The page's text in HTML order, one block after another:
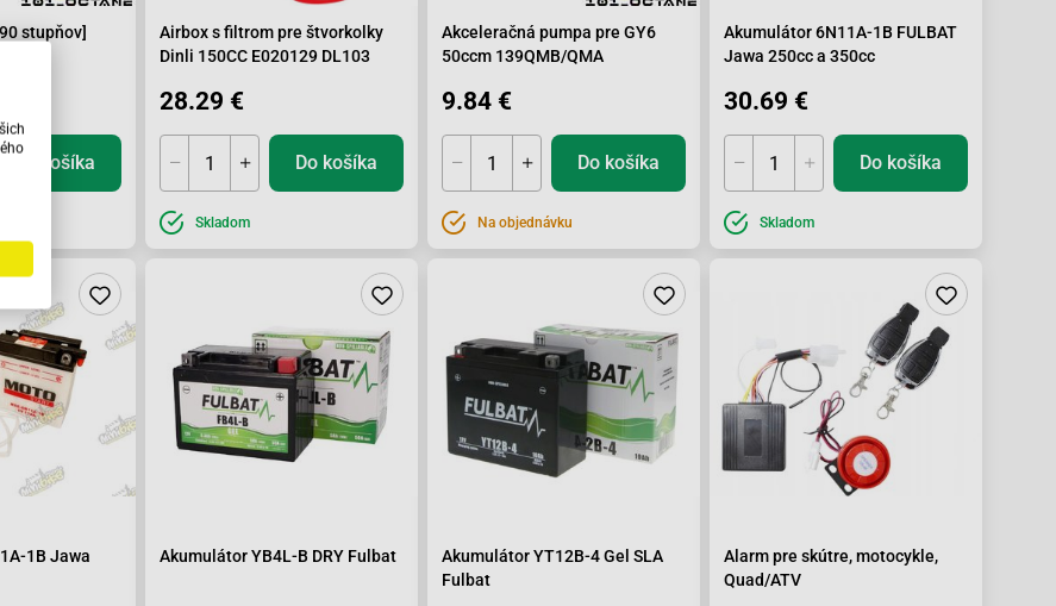
stupňov]
Do košíka
Airbox s filtrom pre štvorkolky
Dinli 150CC E020129 DL103
28.29 €
Do košíka
Skladom
Akceleračná pumpa pre GY6
50ccm 139QMB/QMA
9.84 €
Do košíka
Na objednávku
Akumulátor 6N11A-1B FULBAT
Jawa 250cc a 350cc
30.69 €
Do košíka
Skladom
1B Jawa
Akumulátor YB4L-B DRY Fulbat
Akumulátor YT12B-4 Gel SLA
Fulbat
Alarm pre skútre, motocykle,
Quad/ATV